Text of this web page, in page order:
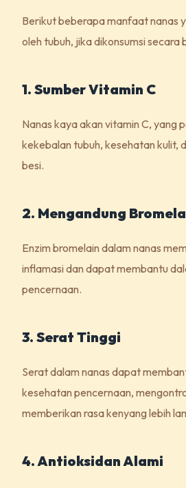
Berikut beberapa manfaat nanas
oleh tubuh, jika dikonsumsi secara
1. Sumber Vitamin C
Nanas kaya akan vitamin C, yang
kekebalan tubuh, kesehatan kulit,
besi.
2. Mengandung
Enzim bromelain dalam nanas
inflamasi dan dapat membantu
pencernaan.
3. Serat Tinggi
Serat dalam nanas dapat
kesehatan pencernaan,
memberikan rasa kenyang lebih
4. Antioksidan Alami